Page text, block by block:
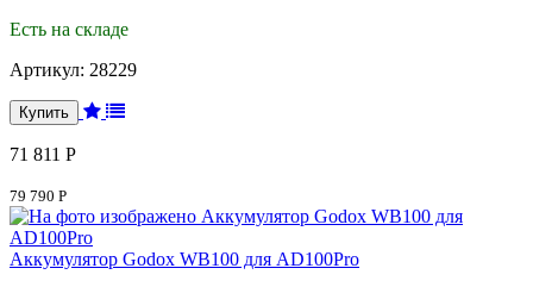
Есть на складе
Артикул: 28229
71 811 Р
79 790 Р
Аккумулятор Godox WB100 для AD100Pro